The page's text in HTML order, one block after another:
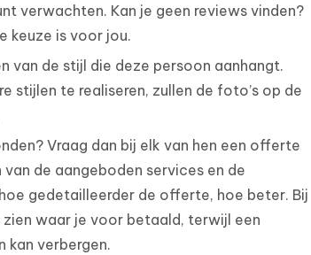
verwachten. Kan je geen reviews vinden?
keuze is voor jou.
van de stijl die deze persoon aanhangt.
stijlen te realiseren, zullen de foto’s op de
Vraag dan bij elk van hen een offerte
de aangeboden services en de
gedetailleerder de offerte, hoe beter. Bij
waar je voor betaald, terwijl een
kan verbergen.